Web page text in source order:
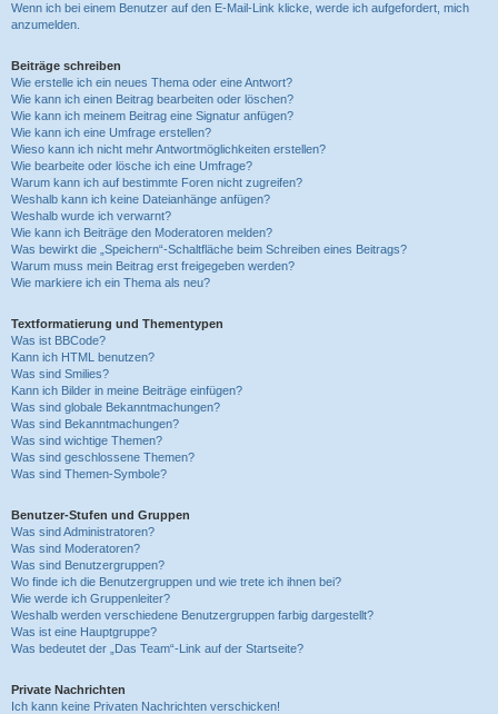
Wenn ich bei einem Benutzer auf den E-Mail-Link klicke, werde ich aufgefordert, mich
anzumelden.
Beiträge schreiben
Wie erstelle ich ein neues Thema oder eine Antwort?
Wie kann ich einen Beitrag bearbeiten oder löschen?
Wie kann ich meinem Beitrag eine Signatur anfügen?
Wie kann ich eine Umfrage erstellen?
Wieso kann ich nicht mehr Antwortmöglichkeiten erstellen?
Wie bearbeite oder lösche ich eine Umfrage?
Warum kann ich auf bestimmte Foren nicht zugreifen?
Weshalb kann ich keine Dateianhänge anfügen?
Weshalb wurde ich verwarnt?
Wie kann ich Beiträge den Moderatoren melden?
Was bewirkt die „Speichern“-Schaltfläche beim Schreiben eines Beitrags?
Warum muss mein Beitrag erst freigegeben werden?
Wie markiere ich ein Thema als neu?
Textformatierung und Thementypen
Was ist BBCode?
Kann ich HTML benutzen?
Was sind Smilies?
Kann ich Bilder in meine Beiträge einfügen?
Was sind globale Bekanntmachungen?
Was sind Bekanntmachungen?
Was sind wichtige Themen?
Was sind geschlossene Themen?
Was sind Themen-Symbole?
Benutzer-Stufen und Gruppen
Was sind Administratoren?
Was sind Moderatoren?
Was sind Benutzergruppen?
Wo finde ich die Benutzergruppen und wie trete ich ihnen bei?
Wie werde ich Gruppenleiter?
Weshalb werden verschiedene Benutzergruppen farbig dargestellt?
Was ist eine Hauptgruppe?
Was bedeutet der „Das Team“-Link auf der Startseite?
Private Nachrichten
Ich kann keine Privaten Nachrichten verschicken!